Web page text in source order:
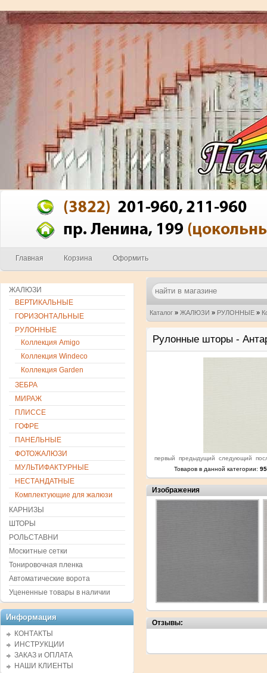
Главная Корзина Оформить
Каталог » ЖАЛЮЗИ » РУЛОННЫЕ »
Рулонные шторы -
первый предыдущий следующий
Товаров в данной категории: 95
Изображения
Отзывы:
ЖАЛЮЗИ
ВЕРТИКАЛЬНЫЕ
ГОРИЗОНТАЛЬНЫЕ
РУЛОННЫЕ
Коллекция Amigo
Коллекция Windeco
Коллекция Garden
ЗЕБРА
МИРАЖ
ПЛИССЕ
ГОФРЕ
ПАНЕЛЬНЫЕ
ФОТОЖАЛЮЗИ
МУЛЬТИФАКТУРНЫЕ
НЕСТАНДАТНЫЕ
Комплектующие для жалюзи
КАРНИЗЫ
ШТОРЫ
РОЛЬСТАВНИ
Москитные сетки
Тонировочная пленка
Автоматические ворота
Уцененные товары в наличии
Информация
КОНТАКТЫ
ИНСТРУКЦИИ
ЗАКАЗ и ОПЛАТА
НАШИ КЛИЕНТЫ